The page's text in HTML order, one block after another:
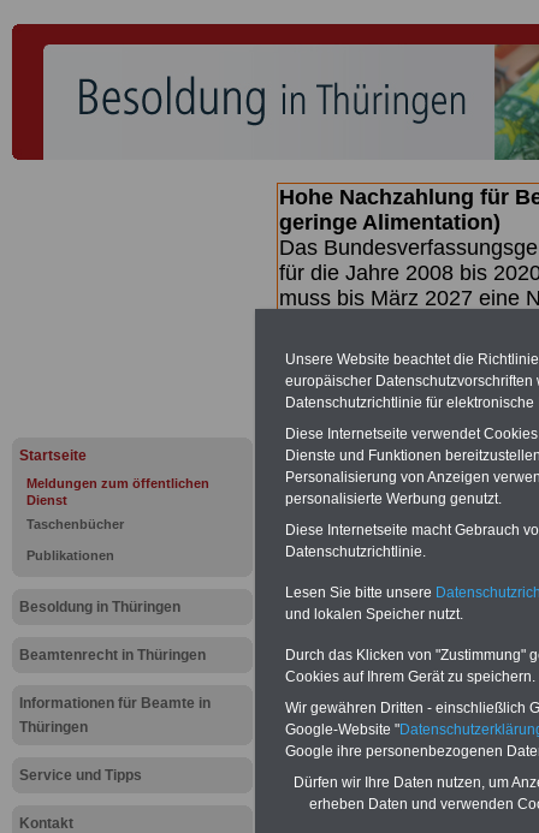
Startseite
Meldungen zum öffentlichen
Dienst
Taschenbücher
Publikationen
Besoldung in Thüringen
Beamtenrecht in Thüringen
Informationen für Beamte in
Thüringen
Service und Tipps
Kontakt
Hohe Nachzahlung für
geringe Alimentation)
Das
für die Jahre 2008 bis
muss bis März 2027 eine
(Beamte &
geben (Medienberichten
mind.3.000 und 13.000
hierzu eine Broschüre
des Gesetzentwurfs der
Quartal.2026 >>>
zur
Meldung
Beihilfe
22,50 Euro: Wissenswertes für
und Beamte,
Unsere Website beachtet die
europäischer
Datenschutzrichtlinie für
Diese Internetseite verwendet
Dienste und Funktionen
Personalisierung von Anzeigen
personalisierte Werbung genutzt.
Diese Internetseite macht Gebrauch
Datenschutzrichtlinie.
Lesen Sie bitte unsere
und lokalen Speicher nutzt.
Durch das Klicken von "Zustimmung"
Cookies auf Ihrem Gerät zu speichern.
Wir gewähren Dritten - einschließlich
Google-Website "
Google ihre personenbezogenen
Dürfen wir Ihre Daten nutzen, um
erheben Daten und verwenden